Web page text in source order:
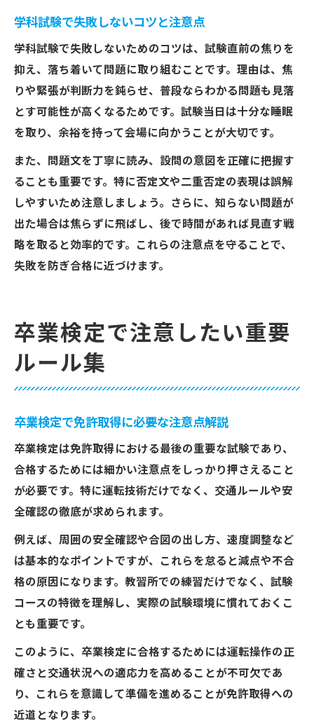
学科試験で失敗しないコツと注意点
学科試験で失敗しないためのコツは、試験直前の焦りを
抑え、落ち着いて問題に取り組むことです。理由は、焦
りや緊張が判断力を鈍らせ、普段ならわかる問題も見落
とす可能性が高くなるためです。試験当日は十分な睡眠
を取り、余裕を持って会場に向かうことが大切です。
また、問題文を丁寧に読み、設問の意図を正確に把握す
ることも重要です。特に否定文や二重否定の表現は誤解
しやすいため注意しましょう。さらに、知らない問題が
出た場合は焦らずに飛ばし、後で時間があれば見直す戦
略を取ると効率的です。これらの注意点を守ることで、
失敗を防ぎ合格に近づけます。
卒業検定で注意したい重要
ルール集
卒業検定で免許取得に必要な注意点解説
卒業検定は免許取得における最後の重要な試験であり、
合格するためには細かい注意点をしっかり押さえること
が必要です。特に運転技術だけでなく、交通ルールや安
全確認の徹底が求められます。
例えば、周囲の安全確認や合図の出し方、速度調整など
は基本的なポイントですが、これらを怠ると減点や不合
格の原因になります。教習所での練習だけでなく、試験
コースの特徴を理解し、実際の試験環境に慣れておくこ
とも重要です。
このように、卒業検定に合格するためには運転操作の正
確さと交通状況への適応力を高めることが不可欠であ
り、これらを意識して準備を進めることが免許取得への
近道となります。